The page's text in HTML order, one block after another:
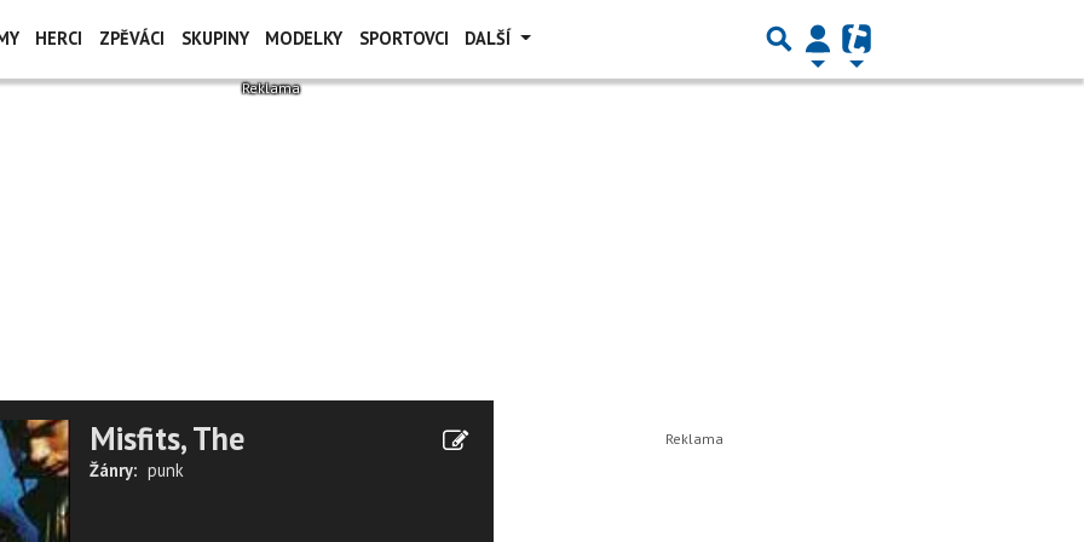
HERCI ZPĚVÁCI SKUPINY MODELKY SPORTOVCI DALŠÍ
Misfits, The
Žánry: punk